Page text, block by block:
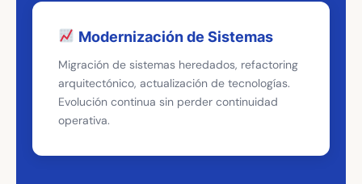
Modernización de Sistemas
Migración de sistemas heredados, refactoring
arquitectónico, actualización de tecnologías.
Evolución continua sin perder continuidad
operativa.